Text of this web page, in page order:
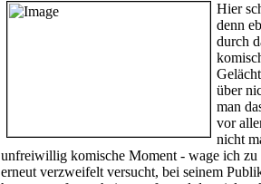
Hier
denn
durch
über
man
vor
nicht
unfreiwillig komische Moment - wage ich
erneut verzweifelt versucht, bei seinem